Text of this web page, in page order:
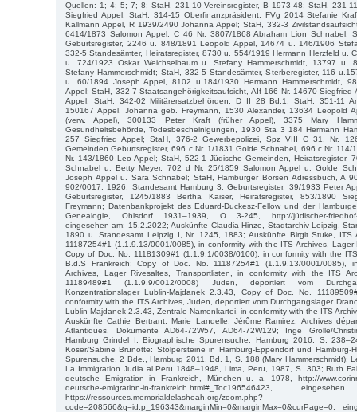
Quellen: 1; 4; 5; 7; 8; StaH, 231-10 Vereinsregister, B 1973-48; StaH, 231-
Siegfried Appel; StaH, 314-15 Oberfinanzpräsident, FVg 2014 Stefanie
Kallmann Appel, R 1939/2490 Johanna Appel; StaH, 332-3
6414/1873 Salomon Appel, C 46 Nr. 3807/1868 Abraham Lion Schnabel;
Geburtsregister, 2246 u. 848/1891 Leopold Appel, 14674 u. 146/1906
332-5 Standesämter, Heiratsregister, 8730 u. 554/1919 Hermann Herzfeld u.
u. 724/1923 Oskar Weichselbaum u. Stefany Hammerschmidt, 13797 u.
Stefany Hammerschmidt; StaH, 332-5 Standesämter, Sterberegister, 116
u. 60/1894 Joseph Appel, 8102 u.184/1930 Hermann Hammerschmidt,
Appel; StaH, 332-7 Staatsangehörigkeitsaufsicht, AIf 166 Nr. 14670 Siegfried
Appel; StaH, 342-02 Militärersatzbehörden, D II 28 Bd.1; StaH, 351-11
150167 Appel, Johanna geb. Freymann, 1530 Alexander, 13634 Leopold
(verw. Appel), 300133 Peter Kraft (früher Appel), 3375 Mary
Gesundheitsbehörde, Todesbescheinigungen, 1930 Sta 3 184 Hermann
257 Siegfried Appel; StaH, 376-2 Gewerbepolizei, Spz VIII C 31, Nr.
Gemeinden Geburtsregister, 696 c Nr. 1/1831 Golde Schnabel, 696 c Nr.
Nr. 143/1860 Leo Appel; StaH, 522-1 Jüdische Gemeinden, Heiratsregister,
Schnabel u. Betty Meyer, 702 d Nr. 25/1859 Salomon Appel u. Golde
Joseph Appel u. Sara Schnabel; StaH, Hamburger Börsen Adressbuch, A
902/0017, 1926; Standesamt Hamburg 3, Geburtsregister, 39/1933 Peter
Geburtsregister, 1245/1883 Bertha Kaiser, Heiratsregister, 853/1890
Freymann; Datenbankprojekt des Eduard-Duckesz-Fellow und der
Genealogie, Ohlsdorf 1931–1939, O 3-245, http://jüdischer-friedhof-
eingesehen am: 15.2.2022; Auskünfte Claudia Hinze, Stadtarchiv Leipzig,
1890 u. Standesamt Leipzig I, Nr. 1245, 1883; Auskünfte Birgit Stuke, ITS
11187254#1 (1.1.9.13/0001/0085), in conformity with the ITS Archives, Lager
Copy of Doc. No. 11181309#1 (1.1.9.1/0038/0100), in conformity with the
B.d.S Frankreich; Copy of Doc. No. 11187254#1 (1.1.9.13/0001/0085),
Archives, Lager Rivesaltes, Transportlisten, in conformity with the ITS
11189489#1 (1.1.9.9/0012/0008) Juden, deportiert vom
Konzentrationslager Lublin-Majdanek 2.3.43, Copy of Doc. No.
conformity with the ITS Archives, Juden, deportiert vom Durchgangslager
Lublin-Majdanek 2.3.43, Zentrale Namenkartei, in conformity with the ITS
Auskünfte Cathie Bertrant, Marie Landelle, Jérôme Ramirez, Archives
Atlantiques, Dokumente AD64-72W57, AD64-72W129; Inge Grolle/
Hamburg Grindel I. Biographische Spurensuche, Hamburg 2016, S.
Koser/Sabine Brunotte: Stolpersteine in Hamburg-Eppendorf und Hamburg-
Spurensuche, 2 Bde., Hamburg 2011, Bd. 1, S. 188 (Mary Hammerschmidt);
La Immigration Judia al Peru 1848–1948, Lima, Peru, 1987, S. 303; Ruth
deutsche Emigration in Frankreich, München u. a. 1978, http://
deutsche-emigration-in-frankreich.html#_Toc196546423,
https://ressources.memorialdelashoah.org/zoom.php?
code=208566&q=id:p_196343&marginMin=0&marginMax=0&curPage=0,